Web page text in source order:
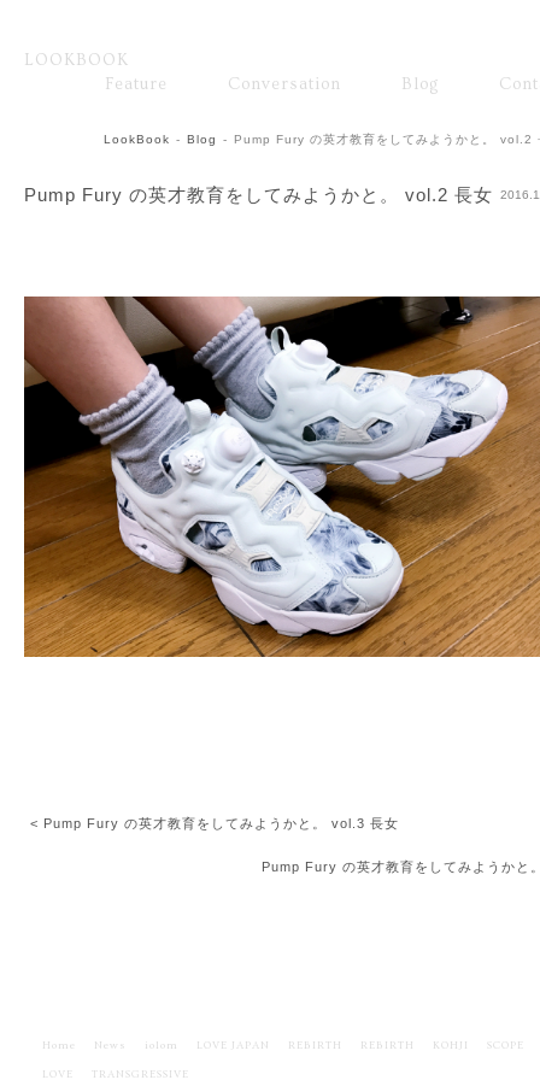
LOOKBOOK
ファッションFeature Conversation Blog
LookBook - Blog - Pump Fury の英才教育をしてみようかと。 vol.2
Pump Fury の英才教育をしてみようかと。 vol.2 長女
< Pump Fury の英才教育をしてみようかと。 vol.3 長女
Pump Fury の英才教育をしてみようかと
Home News iolom LOVE JAPAN REBIRTH REBIRTH KOHJI SCOPE
LOVE TRANSGRESSIVE